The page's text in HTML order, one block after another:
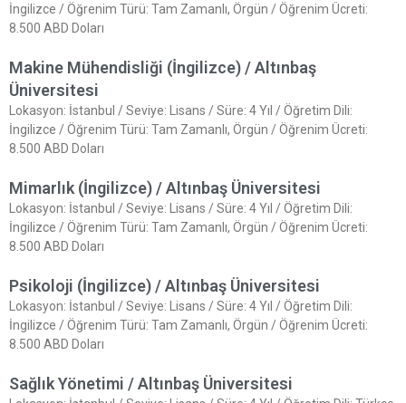
İngilizce / Öğrenim Türü: Tam Zamanlı, Örgün / Öğrenim Ücreti:
8.500 ABD Doları
Makine Mühendisliği (İngilizce) / Altınbaş
Üniversitesi
Lokasyon: İstanbul / Seviye: Lisans / Süre: 4 Yıl / Öğretim Dili:
İngilizce / Öğrenim Türü: Tam Zamanlı, Örgün / Öğrenim Ücreti:
8.500 ABD Doları
Mimarlık (İngilizce) / Altınbaş Üniversitesi
Lokasyon: İstanbul / Seviye: Lisans / Süre: 4 Yıl / Öğretim Dili:
İngilizce / Öğrenim Türü: Tam Zamanlı, Örgün / Öğrenim Ücreti:
8.500 ABD Doları
Psikoloji (İngilizce) / Altınbaş Üniversitesi
Lokasyon: İstanbul / Seviye: Lisans / Süre: 4 Yıl / Öğretim Dili:
İngilizce / Öğrenim Türü: Tam Zamanlı, Örgün / Öğrenim Ücreti:
8.500 ABD Doları
Sağlık Yönetimi / Altınbaş Üniversitesi